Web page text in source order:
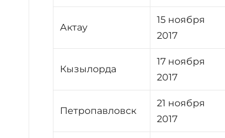
Актау
15 ноября
2017
Кызылорда
17 ноября
2017
Петропавловск
21 ноября
2017